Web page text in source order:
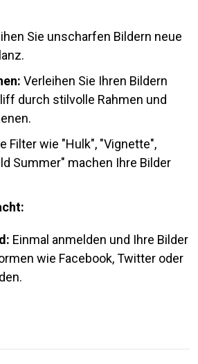
Sie unscharfen Bildern neue
Verleihen Sie Ihren Bildern
durch stilvolle Rahmen und
Filter wie "Hulk", "Vignette",
Summer" machen Ihre Bilder
Einmal anmelden und Ihre Bilder
wie Facebook, Twitter oder